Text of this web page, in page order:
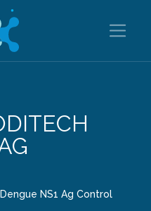
NS1 Ag Control